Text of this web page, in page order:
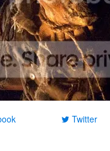
Twitter